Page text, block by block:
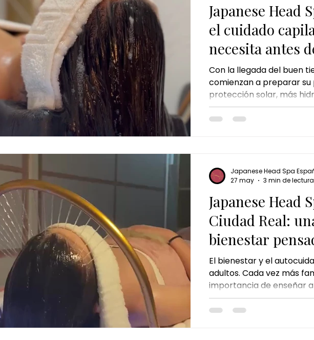
Japanese Head
el cuidado
necesita antes
Con la llegada del buen
comienzan a preparar
protección solar, más
cambios en la rutina de
embargo, hay algo que a
capilares pueden alterar
cuero cabelludo y del
Japanese Head
Ciudad Real:
bienestar
pequeños
El bienestar y el
adultos. Cada vez más
importancia de enseñar
momentos de calma y
edades tempranas. El
Japanese Head Spa
27 may
3 min de lectura